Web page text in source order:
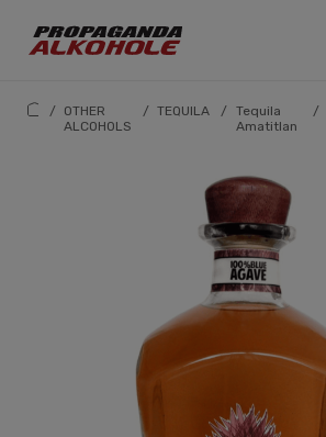
/ OTHER
ALCOHOLS
/ TEQUILA / Tequila
Amatitlan
/